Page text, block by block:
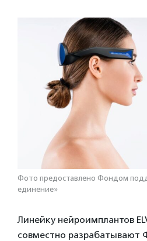
Фото предоставлено Фондом
единение»
Линейку нейроимплантов
совместно разрабатывают